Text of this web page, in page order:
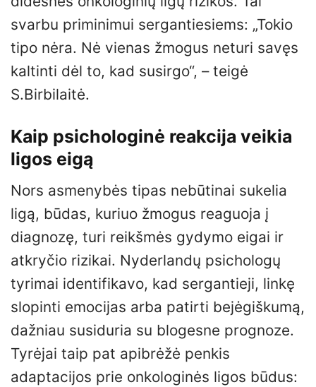
svarbu priminimui sergantiesiems: „Tokio
tipo nėra. Nė vienas žmogus neturi savęs
kaltinti dėl to, kad susirgo“, – teigė
S.Birbilaitė.
Kaip psichologinė reakcija veikia
ligos eigą
Nors asmenybės tipas nebūtinai sukelia
ligą, būdas, kuriuo žmogus reaguoja į
diagnozę, turi reikšmės gydymo eigai ir
atkryčio rizikai. Nyderlandų psichologų
tyrimai identifikavo, kad sergantieji, linkę
slopinti emocijas arba patirti bejėgiškumą,
dažniau susiduria su blogesne prognoze.
Tyrėjai taip pat apibrėžė penkis
adaptacijos prie onkologinės ligos būdus: